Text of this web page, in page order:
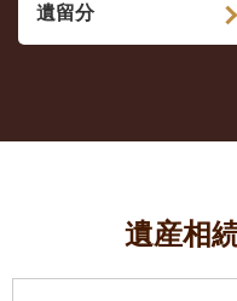
遺留分
遺産相